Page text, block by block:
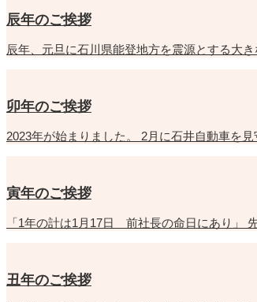
辰年のご挨拶
辰年、元旦に石川県能登地方を震源とする大
卯年のご挨拶
2023年が始まりました。 2月に石井自動車を
寅年のご挨拶
「1年の計は1月17日 前社長の命日にあり」
丑年のご挨拶